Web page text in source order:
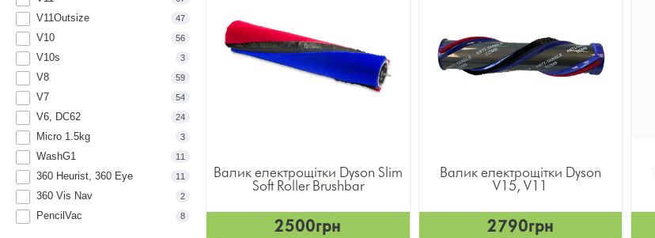
V11Outsize 47
V10 56
V10s 3
V8 59
V7 54
V6, DC62 24
Micro 1.5kg 3
WashG1 11
360 Heurist, 360 Eye 11
360 Vis Nav 2
PencilVac 8
Валик електрощітки Dyson Slim
Soft Roller Brushbar
2500грн
Валик електрощітки Dyson
V15, V11
2790грн